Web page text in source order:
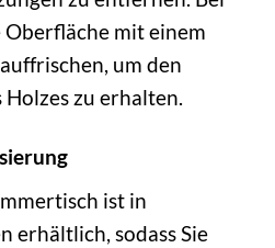
Oberfläche mit einem
um den
zu erhalten.
ist in
erhältlich, sodass Sie